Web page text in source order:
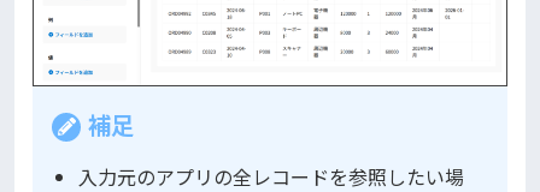
補足
入力元のアプリの全レコードを参照したい場